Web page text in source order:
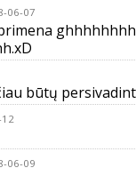
06-07
būtų
06-09